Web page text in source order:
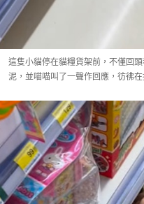
這隻小貓停在貓糧貨架前，不僅回
泥，並喵喵叫了一聲作回應，彷彿